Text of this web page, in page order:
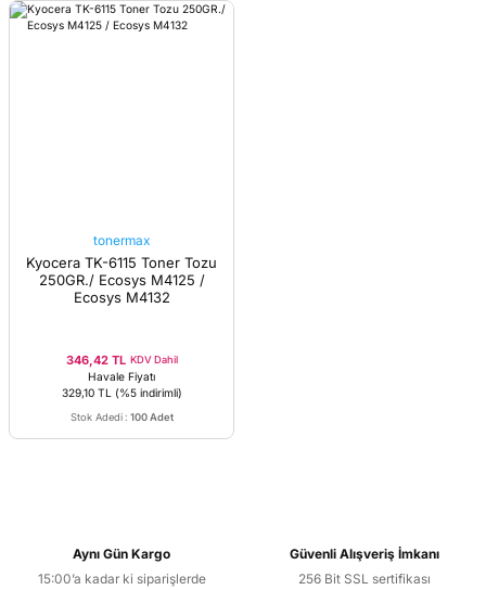
tonermax
Kyocera TK-6115 Toner Tozu
250GR./ Ecosys M4125 /
Ecosys M4132
346,42 TL KDV Dahil
Havale Fiyatı
329,10 TL
(%5 indirimli)
Stok Adedi : 100 Adet
Aynı Gün Kargo
15:00’a kadar ki siparişlerde
Güvenli Alışveriş İmkanı
256 Bit SSL sertifikası